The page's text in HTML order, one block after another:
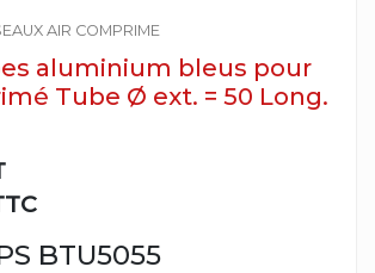
AIR COMPRIME
aluminium bleus pour
Tube Ø ext. = 50 Long.
BTU5055